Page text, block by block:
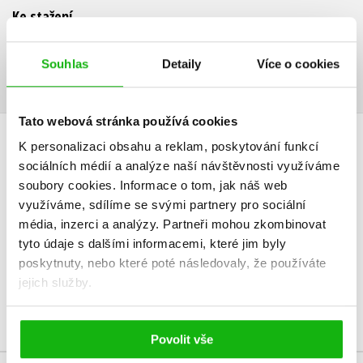
Souhlas Detaily Více o cookies
Tato webová stránka používá cookies
K personalizaci obsahu a reklam, poskytování funkcí
sociálních médií a analýze naší návštěvnosti využíváme
soubory cookies. Informace o tom, jak náš web
využíváme, sdílíme se svými partnery pro sociální
média, inzerci a analýzy. Partneři mohou zkombinovat
tyto údaje s dalšími informacemi, které jim byly
poskytnuty, nebo které poté následovaly, že používáte
jejich služby.
Povolit vše
Ke stažení
Ukázka.pdf
HODNOCENÍ ČTENÁŘŮ
V současné době nejsou vytvořena žádná uživatelská hodnocení.
Vaše hodnocení
Uživatelskou recenzi mohou vkládat pouze registrovaní uživatelé
Přihlásit